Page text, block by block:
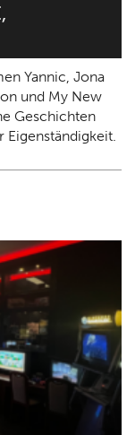
Yannic, Jona
und My New
Geschichten